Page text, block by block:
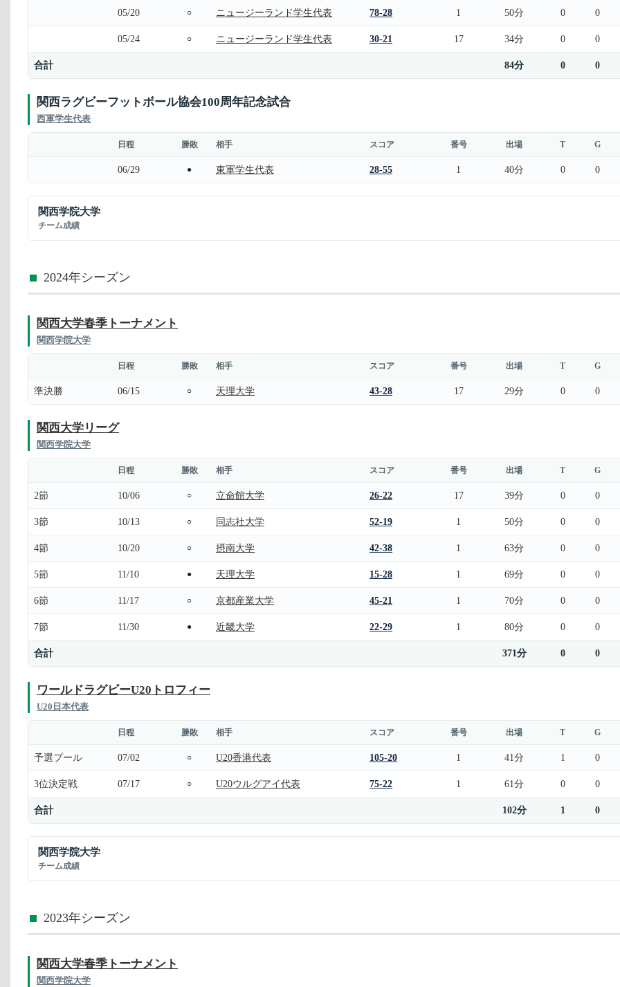
05/20 ○ ニュージーランド学生代表 78-28 1 50分 0 0
05/24 ○ ニュージーランド学生代表 30-21 17 34分 0 0
合計 84分 0 0
関西ラグビーフットボール協会100周年記念試合
西軍学生代表
日程 勝敗 相手 スコア 番号 出場 T G
06/29 ● 東軍学生代表 28-55 1 40分 0 0
関西学院大学
チーム成績
2024年シーズン
関西大学春季トーナメント
関西学院大学
日程 勝敗 相手 スコア 番号 出場 T G
準決勝 06/15 ○ 天理大学 43-28 17 29分 0 0
関西大学リーグ
関西学院大学
日程 勝敗 相手 スコア 番号 出場 T G
2節 10/06 ○ 立命館大学 26-22 17 39分 0 0
3節 10/13 ○ 同志社大学 52-19 1 50分 0 0
4節 10/20 ○ 摂南大学 42-38 1 63分 0 0
5節 11/10 ● 天理大学 15-28 1 69分 0 0
6節 11/17 ○ 京都産業大学 45-21 1 70分 0 0
7節 11/30 ● 近畿大学 22-29 1 80分 0 0
合計 371分 0 0
ワールドラグビーU20トロフィー
U20日本代表
日程 勝敗 相手 スコア 番号 出場 T G
予選プール 07/02 ○ U20香港代表 105-20 1 41分 1 0
3位決定戦 07/17 ○ U20ウルグアイ代表 75-22 1 61分 0 0
合計 102分 1 0
関西学院大学
チーム成績
2023年シーズン
関西大学春季トーナメント
関西学院大学